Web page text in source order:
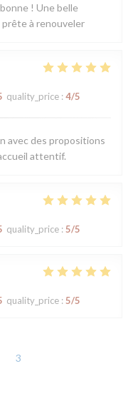
! Une belle
prête à renouveler
quality_price : 4/5
avec des propositions
attentif.
quality_price : 5/5
quality_price : 5/5
3